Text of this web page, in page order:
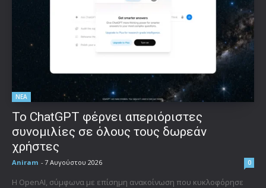
ΝΕΑ
Το ChatGPT φέρνει απεριόριστες
συνομιλίες σε όλους τους δωρεάν
χρήστες
Aniram - 7 Αυγούστου 2026 0
Η OpenAI, σύμφωνα με επίσημη ανακοίνωση που κυκλοφόρησε